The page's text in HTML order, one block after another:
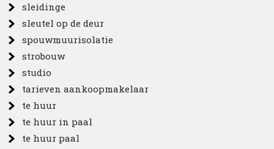
sleidinge
sleutel op de deur
spouwmuurisolatie
strobouw
studio
tarieven aankoopmakelaar
te huur
te huur in paal
te huur paal